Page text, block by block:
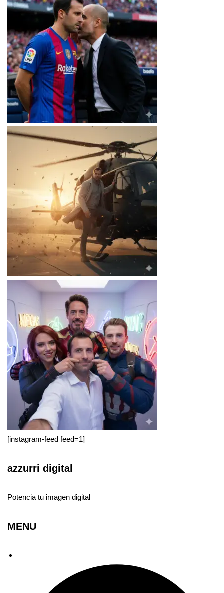
[instagram-feed feed=1]
azzurri digital
Potencia tu imagen digital
MENU